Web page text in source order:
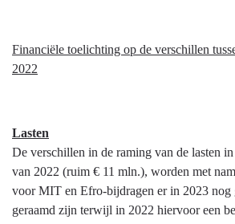
Economie,
Talentontwikkeling
Wat
mag
het
Financiële toelichting op de verschillen
2022
Lasten
De verschillen in de raming van de lasten
van 2022 (ruim € 11 mln.), worden met
voor MIT en Efro-bijdragen er in 2023 nog
geraamd zijn terwijl in 2022 hiervoor een